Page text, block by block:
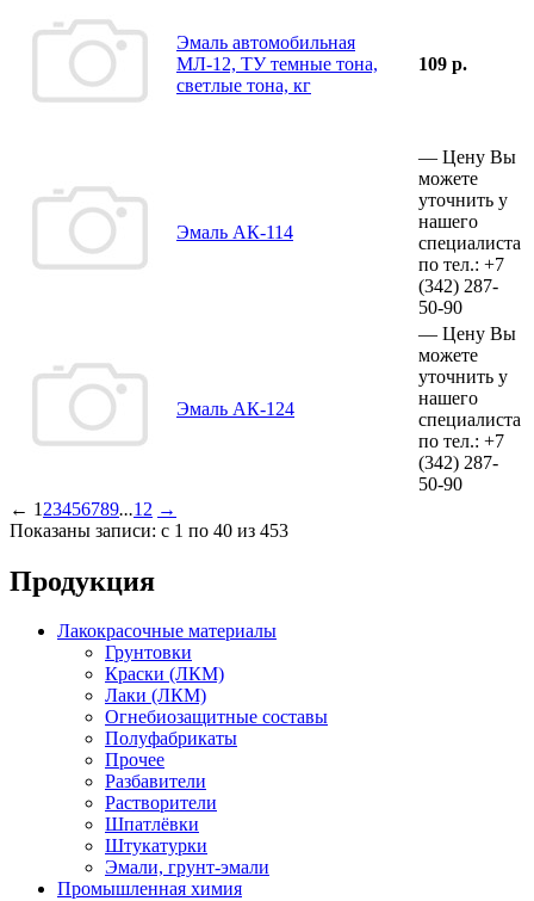
Эмаль автомобильная
МЛ-12, ТУ темные тона,
светлые тона, кг
109 р.
Эмаль АК-114
— Цену Вы
можете
уточнить у
нашего
специалиста
по тел.: +7
(342) 287-
50-90
Эмаль АК-124
— Цену Вы
можете
уточнить у
нашего
специалиста
по тел.: +7
(342) 287-
50-90
← 1 23456789...12 →
Показаны записи: с 1 по 40 из 453
Продукция
Лакокрасочные материалы
Грунтовки
Краски (ЛКМ)
Лаки (ЛКМ)
Огнебиозащитные составы
Полуфабрикаты
Прочее
Разбавители
Растворители
Шпатлёвки
Штукатурки
Эмали, грунт-эмали
Промышленная химия